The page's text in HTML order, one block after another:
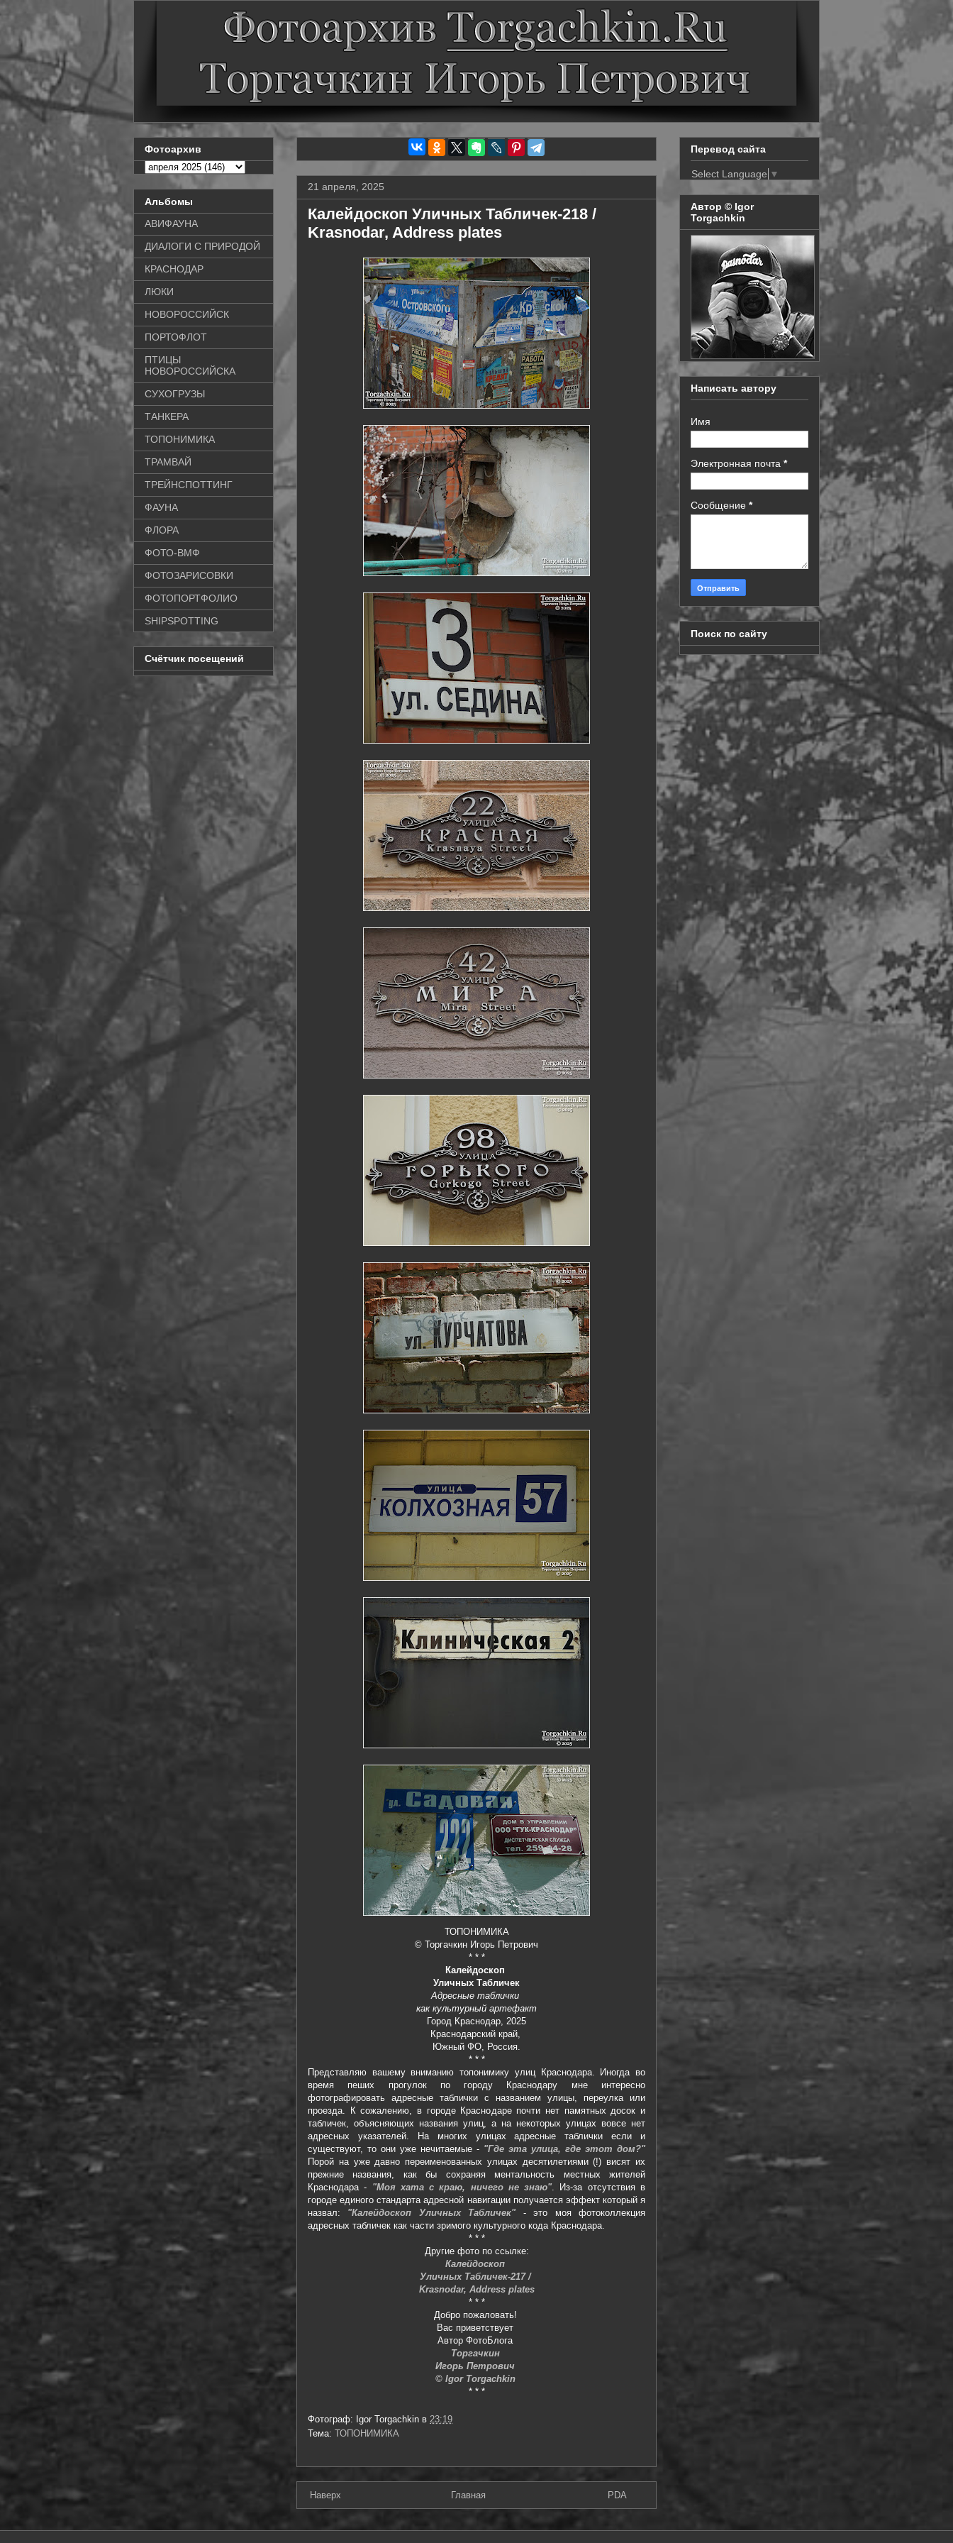
21 апреля, 2025
Калейдоскоп Уличных Табличек-218 /
Krasnodar, Address plates
ТОПОНИМИКА
© Торгачкин Игорь Петрович
* * *
Калейдоскоп
Уличных Табличек
Адресные таблички
как культурный артефакт
Город Краснодар, 2025
Краснодарский край,
Южный ФО, Россия.
* * *
Представляю вашему вниманию топонимику улиц Краснодара. Иногда во
время пеших прогулок по городу Краснодару мне интересно
фотографировать адресные таблички с названием улицы, переулка или
проезда. К сожалению, в городе Краснодаре почти нет памятных досок и
табличек, объясняющих названия улиц, а на некоторых улицах вовсе нет
адресных указателей. На многих улицах адресные таблички если и
существуют, то они уже нечитаемые - "Где эта улица, где этот дом?"
Порой на уже давно переименованных улицах десятилетиями (!) висят их
прежние названия, как бы сохраняя ментальность местных жителей
Краснодара - "Моя хата с краю, ничего не знаю". Из-за отсутствия в
городе единого стандарта адресной навигации получается эффект который я
назвал: "Калейдоскоп Уличных Табличек" - это моя фотоколлекция
адресных табличек как части зримого культурного кода Краснодара.
* * *
Другие фото по ссылке:
Калейдоскоп
Уличных Табличек-217 /
Krasnodar, Address plates
* * *
Добро пожаловать!
Вас приветствует
Автор ФотоБлога
Торгачкин
Игорь Петрович
© Igor Torgachkin
* * *
Фотограф: Igor Torgachkin в 23:19
Тема: ТОПОНИМИКА
Наверх Главная PDA
Фотоархив
Альбомы
АВИФАУНА
ДИАЛОГИ С ПРИРОДОЙ
КРАСНОДАР
ЛЮКИ
НОВОРОССИЙСК
ПОРТОФЛОТ
ПТИЦЫ
НОВОРОССИЙСКА
СУХОГРУЗЫ
ТАНКЕРА
ТОПОНИМИКА
ТРАМВАЙ
ТРЕЙНСПОТТИНГ
ФАУНА
ФЛОРА
ФОТО-ВМФ
ФОТОЗАРИСОВКИ
ФОТОПОРТФОЛИО
SHIPSPOTTING
Счётчик посещений
Перевод сайта
Select Language ▼
Автор © Igor
Torgachkin
Написать автору
Имя
Электронная почта *
Сообщение *
Поиск по сайту